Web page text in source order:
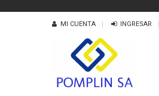
MI CUENTA INGRESAR